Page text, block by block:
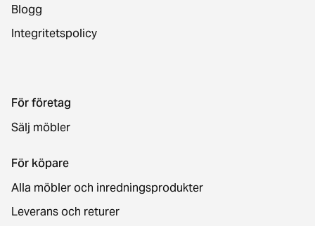
Blogg
Integritetspolicy
För företag
Sälj möbler
För köpare
Alla möbler och inredningsprodukter
Leverans och returer